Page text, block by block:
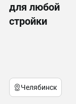
для любой
стройки
Челябинск